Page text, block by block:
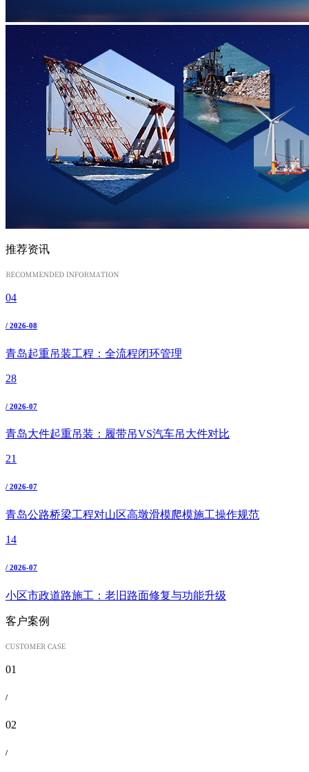
推荐资讯
04
/ 2026-08
青岛起重吊装工程：全流程闭环管理
28
/ 2026-07
青岛大件起重吊装：履带吊VS汽车吊大件对比
21
/ 2026-07
青岛公路桥梁工程对山区高墩滑模爬模施工操作规范
14
/ 2026-07
小区市政道路施工：老旧路面修复与功能升级
客户案例
01
/
02
/